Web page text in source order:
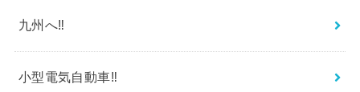
九州へ‼︎
小型電気自動車‼︎